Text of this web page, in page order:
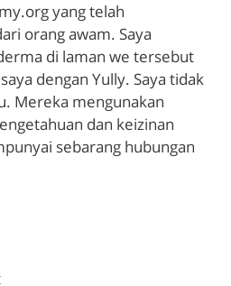
yang telah
orang awam. Saya
di laman we tersebut
dengan Yully. Saya tidak
Mereka mengunakan
dan keizinan
sebarang hubungan